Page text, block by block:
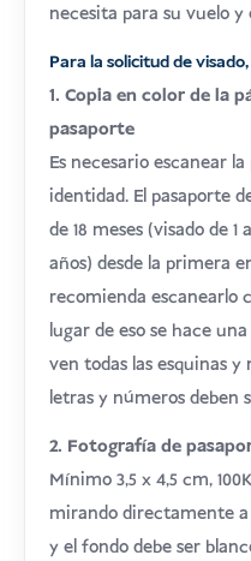
necesita para su vuelo
Para la solicitud de
1. Copia en color de la
pasaporte
Es necesario escanear
identidad. El pasaporte
de 18 meses (visado de
años) desde la primera
recomienda escanearlo
lugar de eso se hace
ven todas las esquinas y
letras y números deben
2. Fotografía de
Mínimo 3,5 x 4,5 cm,
mirando directamente
y el fondo debe ser